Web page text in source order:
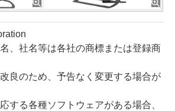
、社名等は各社の商標または登録商
良のため、予告なく変更する場合が
する各種ソフトウェアがある場合、